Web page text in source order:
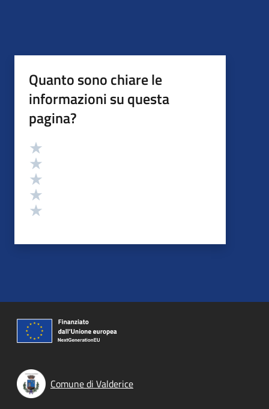
Quanto sono chiare le
informazioni su questa
pagina?
Valutazione
Comune di Valderice